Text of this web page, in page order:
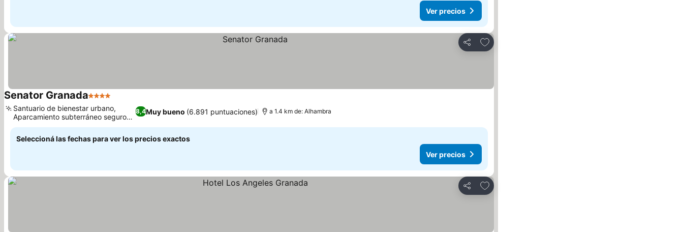
Ver precios
Compartir
Añadir a favoritos
Senator Granada4 Estrellas
8,4Muy bueno (6.891 puntuaciones)
Santuario de bienestar urbano,
Aparcamiento subterráneo seguro
con elevador
a 1.4 km de: Alhambra
Seleccioná las fechas para ver los precios exactos
Ver precios
Compartir
Añadir a favoritos